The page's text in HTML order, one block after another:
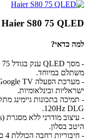
Haier S80 75 QLED
למה כדאי?
משתלם במיוחד.
ישראליות ובינלאומיות.
120Hz DLG.
היטב בסלון.
- חיבוריות רחבה הכוללת 4 כניסות HDMI וקישוריות Bluetooth 5.1.